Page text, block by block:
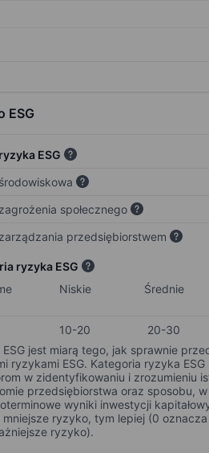
ESG
ESG
społecznego
przedsiębiorstwem
ryzyka ESG
Niskie Średnie
10-20 20-30
ESG jest miarą tego, jak sprawnie
ryzykami ESG. Kategoria ryzyka
w zidentyfikowaniu i zrozumieniu
przedsiębiorstwa oraz sposobu,
wyniki inwestycji
mniejsze ryzyko, tym lepiej (0
ryzyko).